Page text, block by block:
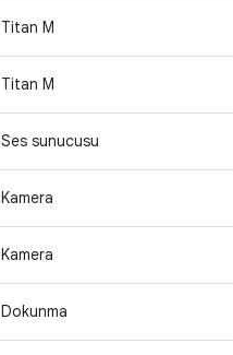
Titan M
Titan M
Ses sunucusu
Kamera
Kamera
Dokunma